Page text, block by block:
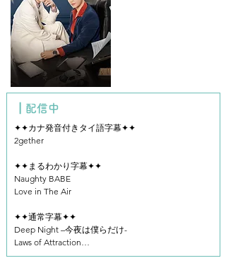
┃配信中
✦✦カナ発音付きタイ語字幕✦✦
2gether
✦✦まるわかり字幕✦✦
Naughty BABE
Love in The Air
✦✦通常字幕✦✦
Deep Night –今夜は僕らだけ-
Laws of Attraction
2gether－吹替－